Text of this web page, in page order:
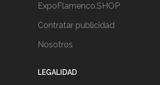
ExpoFlamenco.SHOP
Contratar publicidad
Nosotros
LEGALIDAD